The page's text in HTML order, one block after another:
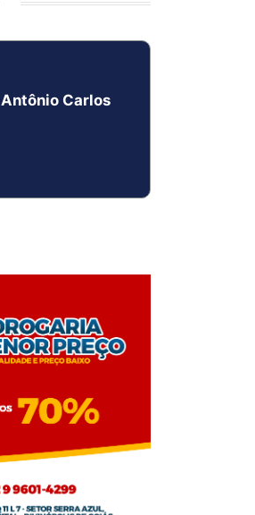
Antônio Carlos